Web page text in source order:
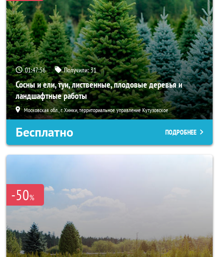
01:47:54 Получили:31
Сосны и ели, туи, лиственные, плодовые деревья и
ландшафтные работы
Московская обл., г. Химки, территориальное управление Кутузовское
Бесплатно ПОДРОБНЕЕ
-50%